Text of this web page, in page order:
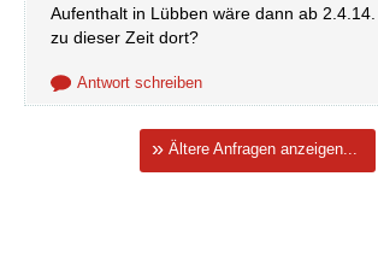
Aufenthalt in Lübben wäre dann ab
zu dieser Zeit dort?
Antwort schreiben
Ältere Anfragen anzeigen...